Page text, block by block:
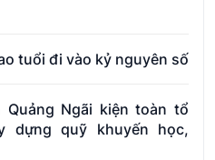
tuổi đi vào kỷ nguyên số
Ngãi kiện toàn tổ
dựng quỹ khuyến học,